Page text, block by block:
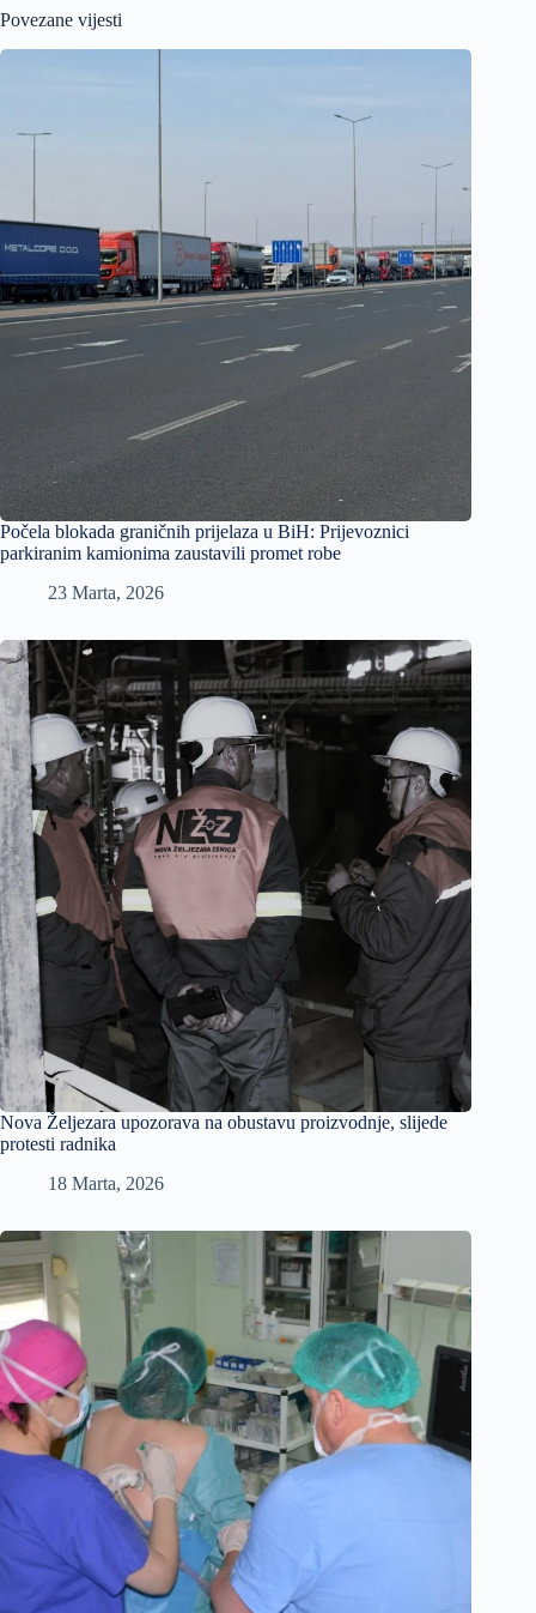
Povezane vijesti
Počela blokada graničnih prijelaza u BiH: Prijevoznici
parkiranim kamionima zaustavili promet robe
23 Marta, 2026
Nova Željezara upozorava na obustavu proizvodnje, slijede
protesti radnika
18 Marta, 2026